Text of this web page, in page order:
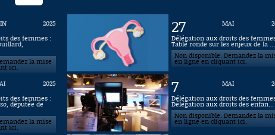
2025
des femmes :
la mise
ici.
27 MAI
Délégation aux droits des
Table ronde sur les enjeux de la ...
Non disponible. Demandez la
en ligne en cliquant ici.
2025
des femmes :
députée de
la mise
ici.
7 MAI
Délégation aux droits des
Délégation aux droits des enfan...
Non disponible. Demandez la
en ligne en cliquant ici.